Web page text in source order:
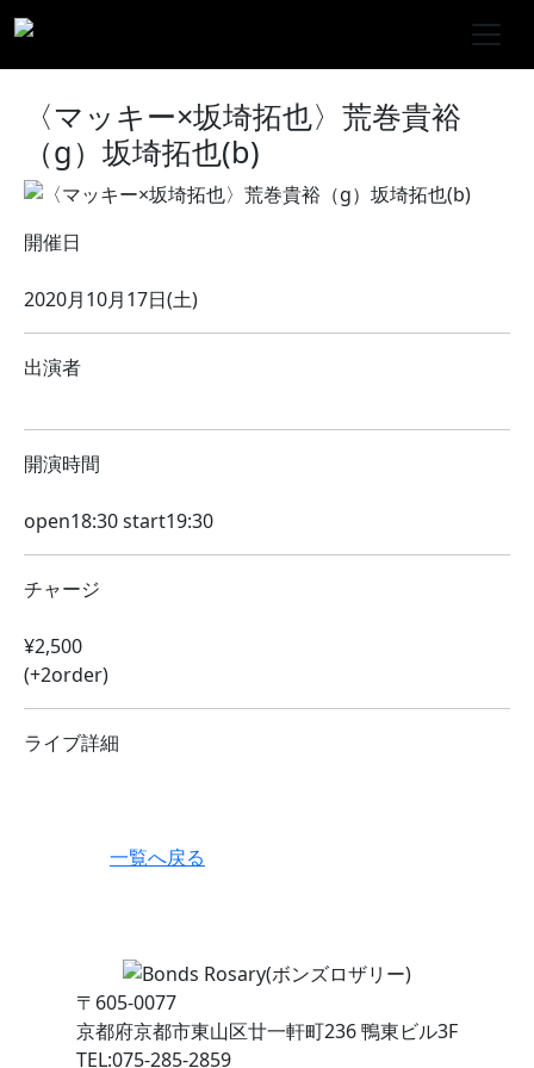
〈マッキー×坂埼拓也〉荒巻貴裕
（g）坂埼拓也(b)
開催日
2020月10月17日(土)
出演者
開演時間
open18:30 start19:30
チャージ
¥2,500
(+2order)
ライブ詳細
一覧へ戻る
〒605-0077
京都府京都市東山区廿一軒町236 鴨東ビル3F
TEL:075-285-2859